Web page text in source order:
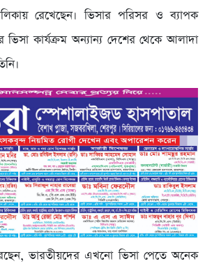
রেখেছেন। ভিসার পরিসর ও ব্যাপক
ভিসা কার্যক্রম অন্যান্য দেশের থেকে আলাদা
ভারতীয়দের এখনো ভিসা পেতে অনেক